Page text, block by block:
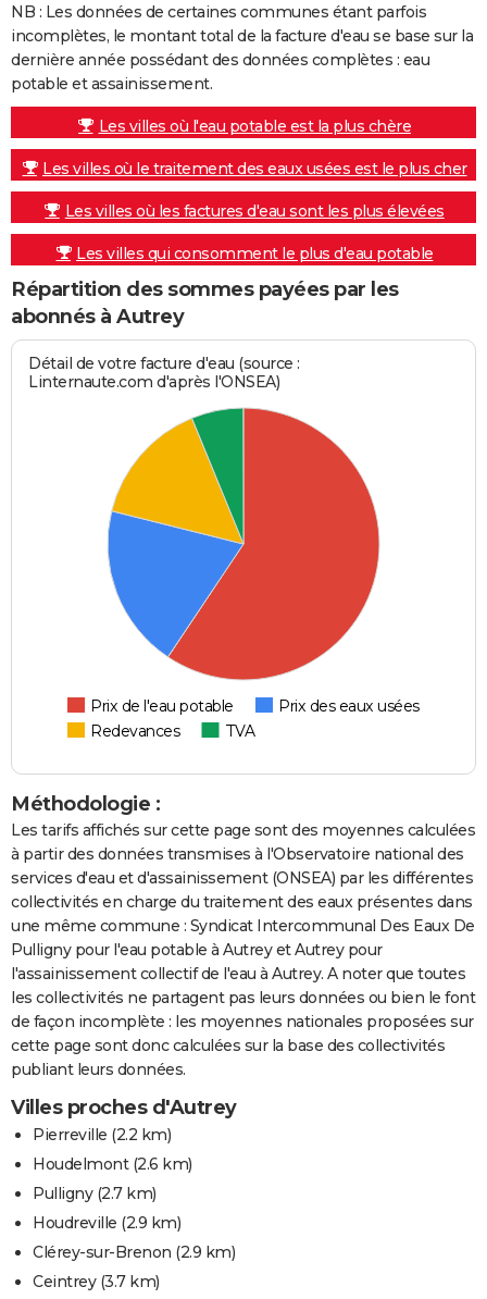
NB : Les données de certaines communes étant parfois
incomplètes, le montant total de la facture d'eau se base sur la
dernière année possédant des données complètes : eau
potable et assainissement.
Les villes où l'eau potable est la plus chère
Les villes où le traitement des eaux usées est le plus cher
Les villes où les factures d'eau sont les plus élevées
Les villes qui consomment le plus d'eau potable
Répartition des sommes payées par les
abonnés à Autrey
Détail de votre facture d'eau (source :
Linternaute.com d'après l'ONSEA)
Prix de l'eau potable
Prix des eaux usées
Redevances
TVA
Méthodologie :
Les tarifs affichés sur cette page sont des moyennes calculées
à partir des données transmises à l'Observatoire national des
services d'eau et d'assainissement (ONSEA) par les différentes
collectivités en charge du traitement des eaux présentes dans
une même commune : Syndicat Intercommunal Des Eaux De
Pulligny pour l'eau potable à Autrey et Autrey pour
l'assainissement collectif de l'eau à Autrey. A noter que toutes
les collectivités ne partagent pas leurs données ou bien le font
de façon incomplète : les moyennes nationales proposées sur
cette page sont donc calculées sur la base des collectivités
publiant leurs données.
Villes proches d'Autrey
Pierreville (2.2 km)
Houdelmont(2.6 km)
Pulligny(2.7 km)
Houdreville (2.9 km)
Clérey-sur-Brenon (2.9 km)
Ceintrey(3.7 km)